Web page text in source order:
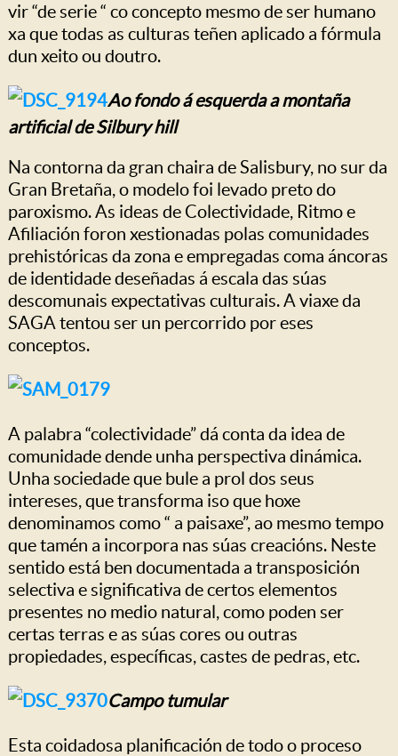
vir “de serie “ co concepto mesmo de ser humano
xa que todas as culturas teñen aplicado a fórmula
dun xeito ou doutro.
Ao fondo á esquerda a montaña
artificial de Silbury hill
Na contorna da gran chaira de Salisbury, no sur da
Gran Bretaña, o modelo foi levado preto do
paroxismo. As ideas de Colectividade, Ritmo e
Afiliación foron xestionadas polas comunidades
prehistóricas da zona e empregadas coma áncoras
de identidade deseñadas á escala das súas
descomunais expectativas culturais. A viaxe da
SAGA tentou ser un percorrido por eses
conceptos.
A palabra “colectividade” dá conta da idea de
comunidade dende unha perspectiva dinámica.
Unha sociedade que bule a prol dos seus
intereses, que transforma iso que hoxe
denominamos como “ a paisaxe”, ao mesmo tempo
que tamén a incorpora nas súas creacións. Neste
sentido está ben documentada a transposición
selectiva e significativa de certos elementos
presentes no medio natural, como poden ser
certas terras e as súas cores ou outras
propiedades, específicas, castes de pedras, etc.
Campo tumular
Esta coidadosa planificación de todo o proceso